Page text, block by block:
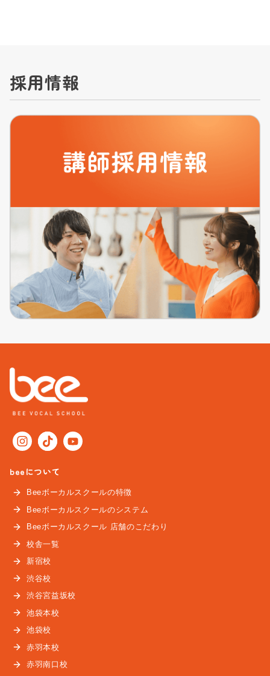
採用情報
beeについて
Beeボーカルスクールの特徴
Beeボーカルスクールのシステム
Beeボーカルスクール 店舗のこだわり
校舎一覧
新宿校
渋谷校
渋谷宮益坂校
池袋本校
池袋校
赤羽本校
赤羽南口校